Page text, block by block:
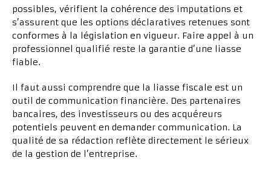
possibles, vérifient la cohérence des imputations et
s’assurent que les options déclaratives retenues sont
conformes à la législation en vigueur. Faire appel à un
professionnel qualifié reste la garantie d’une liasse
fiable.
Il faut aussi comprendre que la liasse fiscale est un
outil de communication financière. Des partenaires
bancaires, des investisseurs ou des acquéreurs
potentiels peuvent en demander communication. La
qualité de sa rédaction reflète directement le sérieux
de la gestion de l’entreprise.